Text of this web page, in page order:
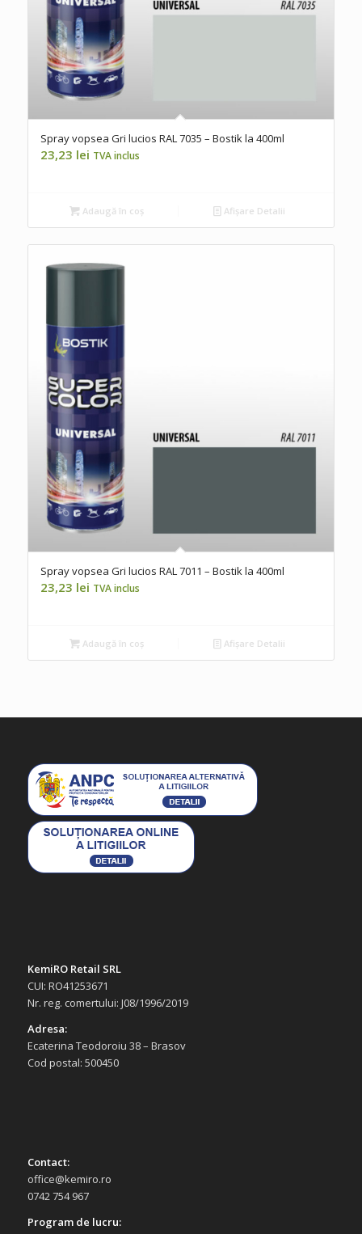
Spray vopsea Gri lucios RAL 7035 – Bostik la 400ml
23,23 lei TVA inclus
Adaugă în coș Afișare Detalii
Spray vopsea Gri lucios RAL 7011 – Bostik la 400ml
23,23 lei TVA inclus
Adaugă în coș Afișare Detalii
KemiRO Retail SRL
CUI: RO41253671
Nr. reg. comertului: J08/1996/2019
Adresa:
Ecaterina Teodoroiu 38 – Brasov
Cod postal: 500450
Contact:
office@kemiro.ro
0742 754 967
Program de lucru: